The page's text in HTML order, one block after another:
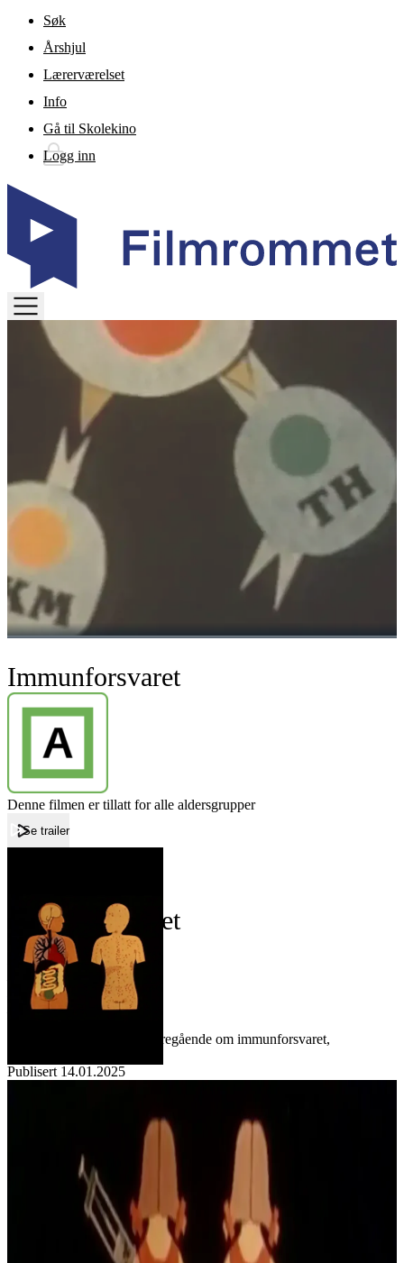
Gå til hovedinnhold
Søk
Årshjul
Lærerværelset
Info
Gå til Skolekino
Logg inn
TOGGLE
MENU
Immunforsvaret
Denne filmen er tillatt for alle aldersgrupper
Se trailer
Immunforsvaret
Film
Forfatter:
Leverandør:
Norgesfilm AS
Lisens:
Undervisningsfilm for videregående om immunforsvaret,
Publisert 14.01.2025